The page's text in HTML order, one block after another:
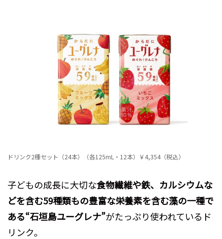
ドリンク2種セット（24本）（各125mL・12本）￥4,354（税込）
子どもの成長に大切な食物繊維や鉄、カルシウムな
どを含む59種類もの豊富な栄養素を含む藻の一種で
ある“石垣島ユーグレナ”がたっぷり使われているド
リンク。